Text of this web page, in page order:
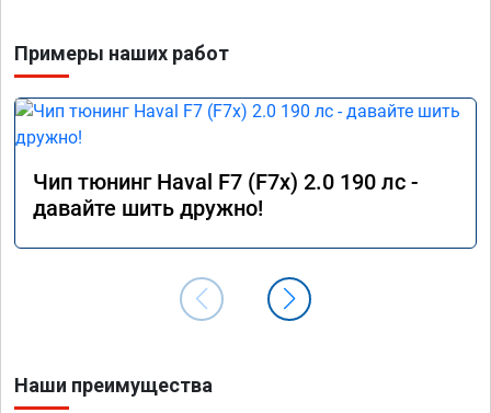
машине стало легче дышать.
Мастерскую рекомендую, ребята видимо
понимают что делают, и чип тюнинг даёт
определённые плюсы !
Примеры наших работ
Чип тюнинг Haval F7 (F7x) 2.0 190 лс -
давайте шить дружно!
Наши преимущества